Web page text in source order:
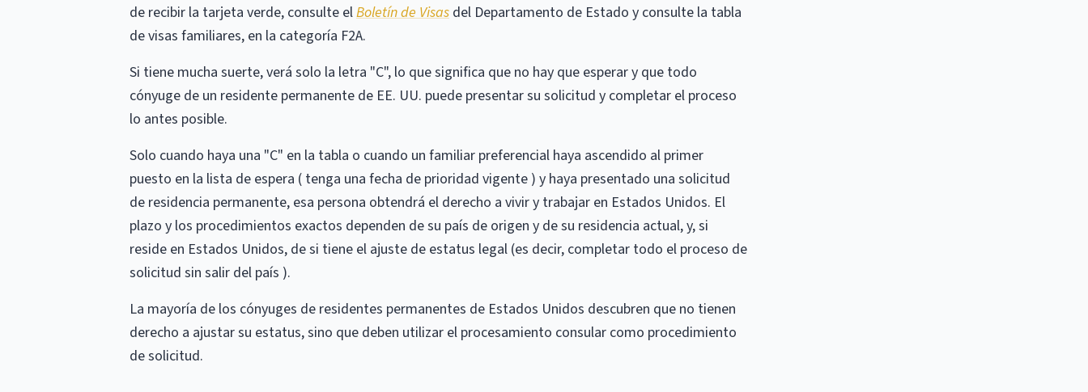
de recibir la tarjeta verde, consulte elBoletín de Visas del Departamento de Estado y consulte la tabla
de visas familiares, en la categoría F2A.
Si tiene mucha suerte, verá solo la letra "C", lo que significa que no hay que esperar y que todo
cónyuge de un residente permanente de EE. UU. puede presentar su solicitud y completar el proceso
lo antes posible.
Solo cuando haya una "C" en la tabla o cuando un familiar preferencial haya ascendido al primer
puesto en la lista de espera ( tenga una fecha de prioridad vigente ) y haya presentado una solicitud
de residencia permanente, esa persona obtendrá el derecho a vivir y trabajar en Estados Unidos. El
plazo y los procedimientos exactos dependen de su país de origen y de su residencia actual, y, si
reside en Estados Unidos, de si tiene el ajuste de estatus legal (es decir, completar todo el proceso de
solicitud sin salir del país ).
La mayoría de los cónyuges de residentes permanentes de Estados Unidos descubren que no tienen
derecho a ajustar su estatus, sino que deben utilizar el procesamiento consular como procedimiento
de solicitud.